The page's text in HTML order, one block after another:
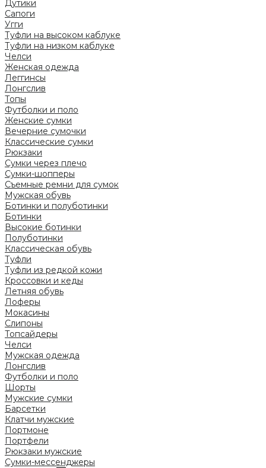
Дутики
Сапоги
Угги
Туфли на высоком каблуке
Туфли на низком каблуке
Челси
Женская одежда
Леггинсы
Лонгслив
Топы
Футболки и поло
Женские сумки
Вечерние сумочки
Классические сумки
Рюкзаки
Сумки через плечо
Сумки-шопперы
Съемные ремни для сумок
Мужская обувь
Ботинки и полуботинки
Ботинки
Высокие ботинки
Полуботинки
Классическая обувь
Туфли
Туфли из редкой кожи
Кроссовки и кеды
Летняя обувь
Лоферы
Мокасины
Слипоны
Топсайдеры
Челси
Мужская одежда
Лонгслив
Футболки и поло
Шорты
Мужские сумки
Барсетки
Клатчи мужские
Портмоне
Портфели
Рюкзаки мужские
Сумки-мессенджеры